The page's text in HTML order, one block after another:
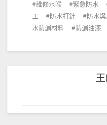
維修水喉
緊急防水
工
防水打針 防水
水防漏材料
防漏油漆